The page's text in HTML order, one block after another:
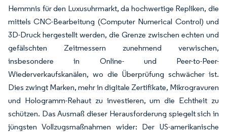
Hemmnis für den Luxusuhrmarkt, da hochwertige Repliken, die
mittels CNC-Bearbeitung (Computer Numerical Control) und
3D-Druck hergestellt werden, die Grenze zwischen echten und
gefälschten Zeitmessern zunehmend verwischen,
insbesondere in Online- und Peer-to-Peer-
Wiederverkaufskanälen, wo die Überprüfung schwächer ist.
Dies zwingt Marken, mehr in digitale Zertifikate, Mikrogravuren
und Hologramm-Rehaut zu investieren, um die Echtheit zu
schützen. Das Ausmaß dieser Herausforderung spiegelt sich in
jüngsten Vollzugsmaßnahmen wider: Der US-amerikanische